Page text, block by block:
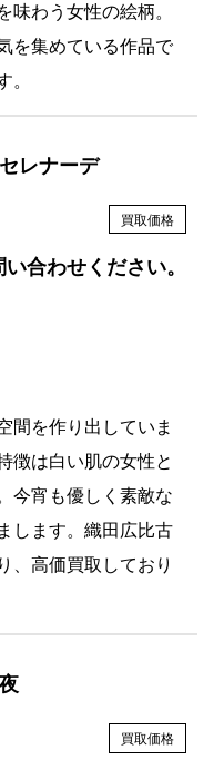
味わう女性の絵柄。
を集めている作品で
。
レナーデ
買取価格
合わせください。
間を作り出していま
徴は白い肌の女性と
今宵も優しく素敵な
します。織田広比古
、高価買取しており
買取価格